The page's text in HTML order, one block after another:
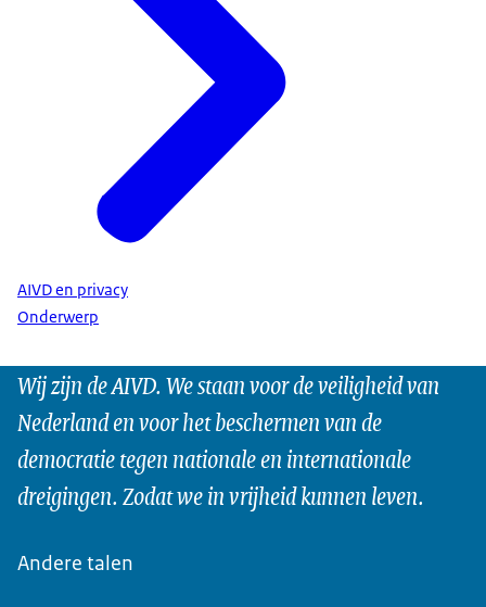
AIVD en privacy
Onderwerp
Wij zijn de AIVD. We staan voor de veiligheid van
Nederland en voor het beschermen van de
democratie tegen nationale en internationale
dreigingen. Zodat we in vrijheid kunnen leven.
Andere talen